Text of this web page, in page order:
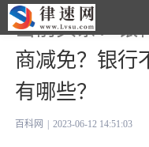
当前头条：银
商减免？银行
有哪些？
百科网 2023-06-12 14:51:03